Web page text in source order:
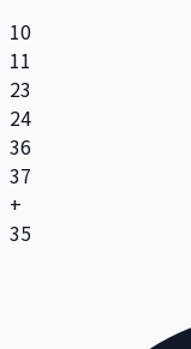
10
11
23
24
36
37
+
35